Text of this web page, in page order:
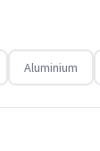
Aluminium